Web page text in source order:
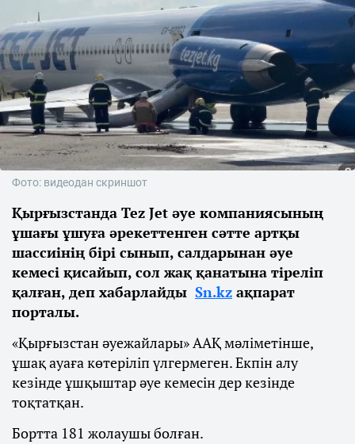
Фото: видеодан скриншот
Қырғызстанда Tez Jet әуе компаниясының
ұшағы ұшуға әрекеттенген сәтте артқы
шассиінің бірі сынып, салдарынан әуе
кемесі қисайып, сол жақ қанатына тіреліп
қалған, деп хабарлайды Sn.kz ақпарат
порталы.
«Қырғызстан әуежайлары» ААҚ мәліметінше,
ұшақ ауаға көтеріліп үлгермеген. Екпін алу
кезінде ұшқыштар әуе кемесін дер кезінде
тоқтатқан.
Бортта 181 жолаушы болған.